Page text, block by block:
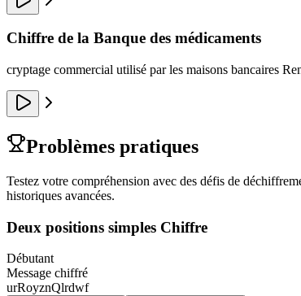
Chiffre de la Banque des médicaments
cryptage commercial utilisé par les maisons bancaires
Problèmes pratiques
Testez votre compréhension avec des défis de
historiques avancées.
Deux positions simples Chiffre
Débutant
Message chiffré
urRoyznQlrdwf